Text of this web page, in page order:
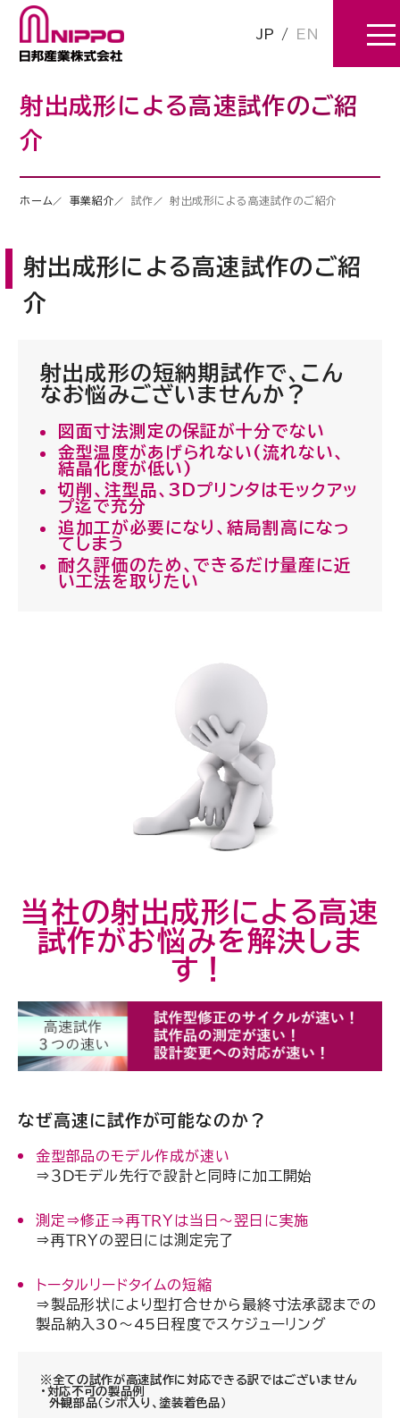
JP / EN
射出成形による高速試作のご紹
介
ホーム 事業紹介 試作 射出成形による高速試作のご紹介
射出成形による高速試作のご紹
介
射出成形の短納期試作で、こん
なお悩みございませんか？
図面寸法測定の保証が十分でない
金型温度があげられない(流れない、
結晶化度が低い)
切削、注型品、3Dプリンタはモックアッ
プ迄で充分
追加工が必要になり、結局割高になっ
てしまう
耐久評価のため、できるだけ量産に近
い工法を取りたい
当社の射出成形による高速
試作がお悩みを解決しま
す！
なぜ高速に試作が可能なのか？
金型部品のモデル作成が速い
⇒３Ｄモデル先行で設計と同時に加工開始
測定⇒修正⇒再ＴＲＹは当日～翌日に実施
⇒再ＴＲＹの翌日には測定完了
トータルリードタイムの短縮
⇒製品形状により型打合せから最終寸法承認までの
製品納入30～45日程度でスケジューリング
※全ての試作が高速試作に対応できる訳ではございません
・対応不可の製品例
外観部品（シボ入り、塗装着色品）